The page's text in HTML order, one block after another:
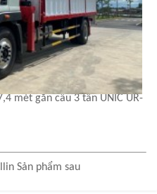
mét gắn cẩu 3 tấn UNIC UR-
Sản phẩm sau